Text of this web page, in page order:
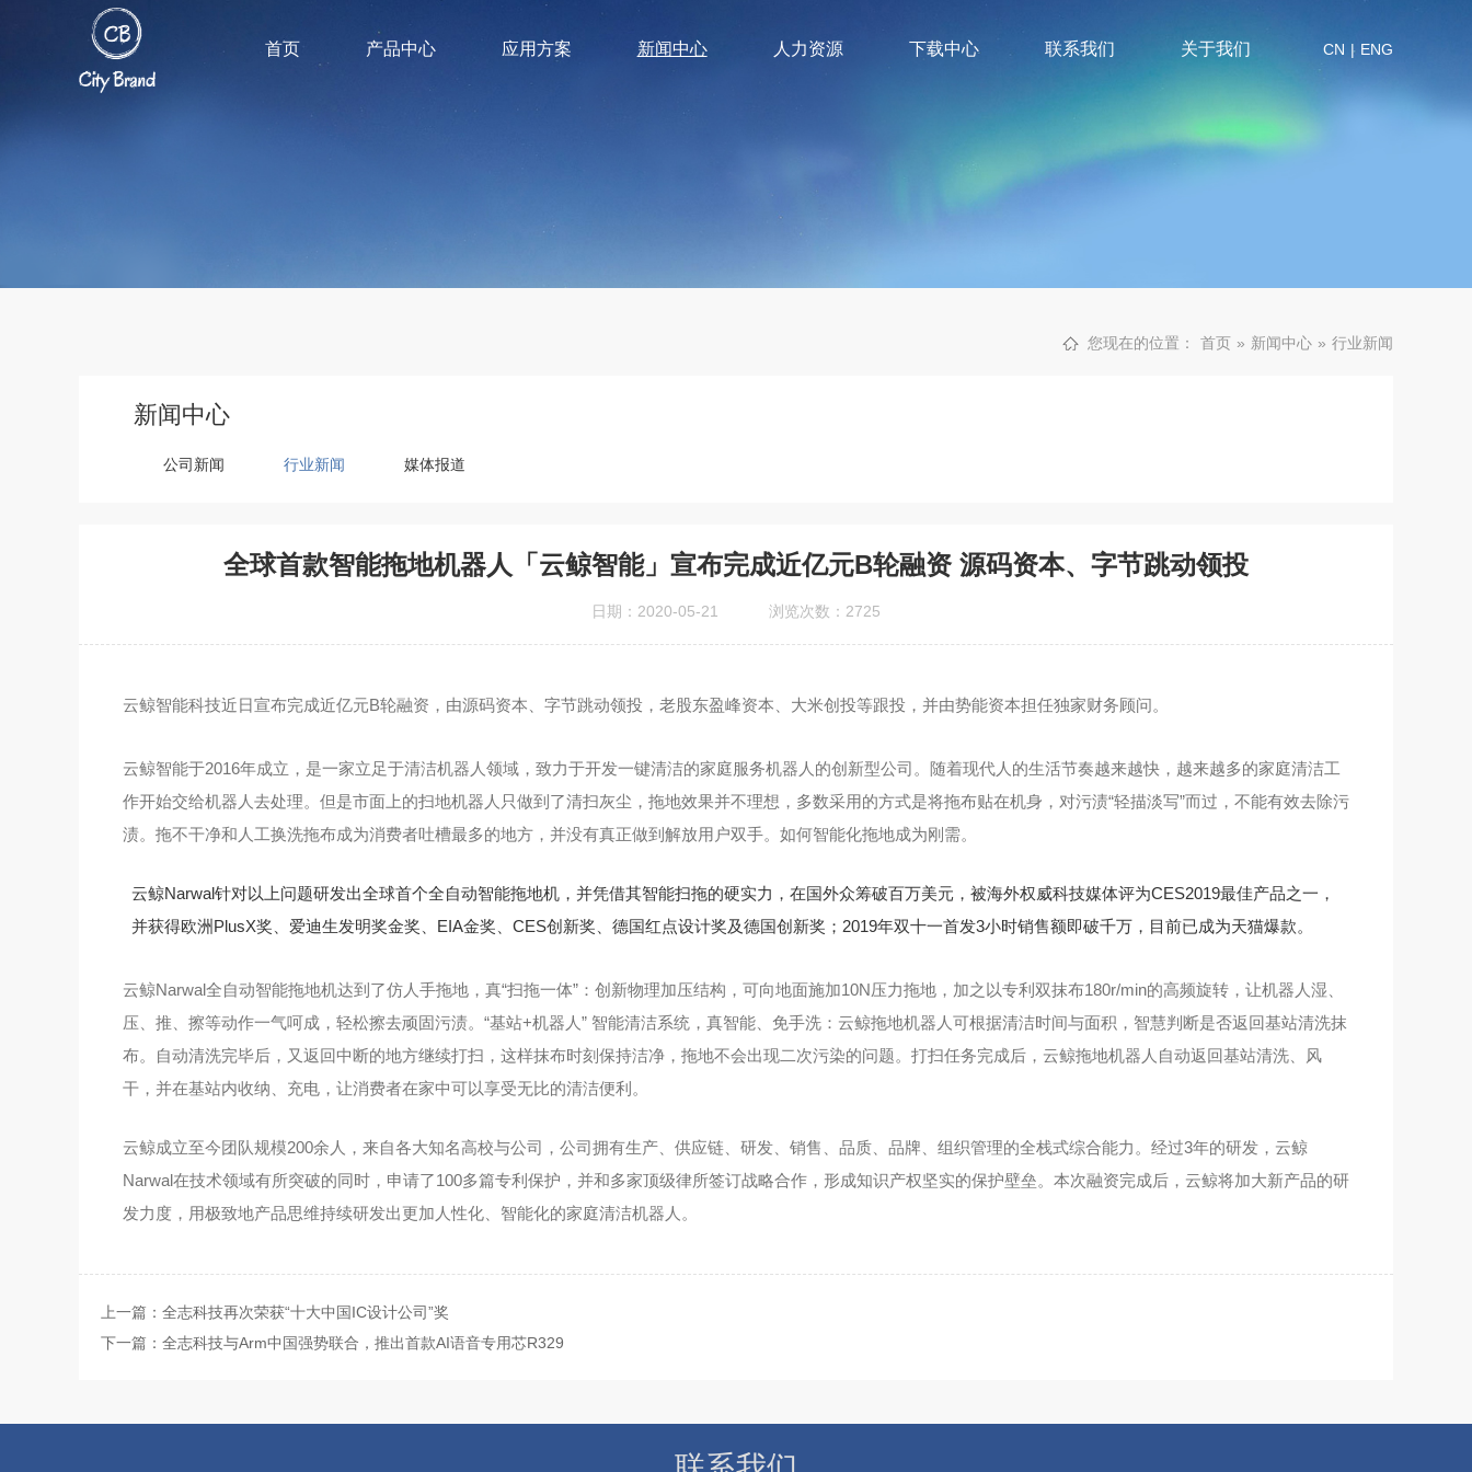
首页 产品中心 应用方案 新闻中心 人力资源 下载中心 联系我们 关于我们 CN | ENG
您现在的位置： 首页 » 新闻中心 » 行业新闻
新闻中心
公司新闻 行业新闻 媒体报道
全球首款智能拖地机器人「云鲸智能」宣布完成近亿元B轮融资 源码资本、字节跳动领投
日期：2020-05-21 浏览次数：2725
云鲸智能科技近日宣布完成近亿元B轮融资，由源码资本、 字节跳动领投，老股东盈峰资本、大米创投等跟投，并由势能资本担任独家财务顾问。
云鲸智能于2016年成立，是一家立足于清洁机器人领域，致力于开发一键清洁的家庭服务机器人的创新型公司。随着现代人的生活节奏越来越快，越来越多的家庭清洁工
作开始交给机器人去处理。但是市面上的扫地机器人只做到了清扫灰尘，拖地效果并不理想，多数采用的方式是将拖布贴在机身，对污渍“轻描淡写”而过，不能有效去除污
渍。拖不干净和人工换洗拖布成为消费者吐槽最多的地方，并没有真正做到解放用户双手。如何智能化拖地成为刚需。
云鲸Narwal针对以上问题研发出全球首个全自动智能拖地机，并凭借其智能扫拖的硬实力，在国外众筹破百万美元，被海外权威科技媒体评为CES2019最佳产品之一，
并获得欧洲PlusX奖、爱迪生发明奖金奖、EIA金奖、CES创新奖、德国红点设计奖及德国创新奖；2019年双十一首发3小时销售额即破千万，目前已成为天猫爆款。
云鲸Narwal全自动智能拖地机达到了仿人手拖地，真“扫拖一体”：创新物理加压结构，可向地面施加10N压力拖地， 加之以专利双抹布180r/min的高频旋转，让机器人湿、
压、推、擦等动作一气呵成，轻松擦去顽固污渍。“基站+机器人” 智能清洁系统，真智能、免手洗：云鲸拖地机器人可根据清洁时间与面积，智慧判断是否返回基站清洗抹
布。自动清洗完毕后，又返回中断的地方继续打扫，这样抹布时刻保持洁净，拖地不会出现二次污染的问题。打扫任务完成后，云鲸拖地机器人自动返回基站清洗、风
干，并在基站内收纳、充电，让消费者在家中可以享受无比的清洁便利。
云鲸成立至今团队规模200余人，来自各大知名高校与公司，公司拥有生产、供应链、研发、销售、品质、品牌、组织管理的全栈式综合能力。经过3年的研发，云鲸
Narwal在技术领域有所突破的同时，申请了100多篇专利保护，并和多家顶级律所签订战略合作，形成知识产权坚实的保护壁垒。本次融资完成后，云鲸将加大新产品的研
发力度，用极致地产品思维持续研发出更加人性化、智能化的家庭清洁机器人。
上一篇：全志科技再次荣获“十大中国IC设计公司”奖
下一篇：全志科技与Arm中国强势联合，推出首款AI语音专用芯R329